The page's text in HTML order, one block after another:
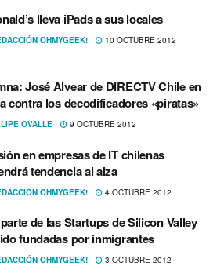
lleva iPads a sus locales
OHMYGEEK! 10 OCTUBRE 2012
José Alvear de DIRECTV Chile en
contra los decodificadores «piratas»
OVALLE 9 OCTUBRE 2012
en empresas de IT chilenas
tendencia al alza
OHMYGEEK! 4 OCTUBRE 2012
de las Startups de Silicon Valley
fundadas por inmigrantes
OHMYGEEK! 3 OCTUBRE 2012